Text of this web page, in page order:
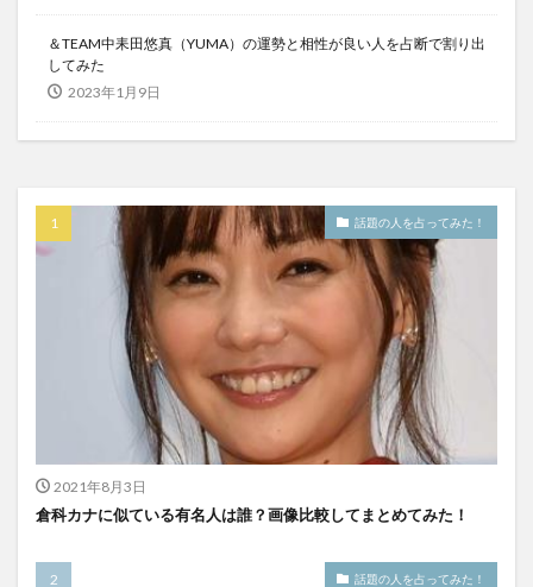
＆TEAM中耒田悠真（YUMA）の運勢と相性が良い人を占断で割り出
してみた
2023年1月9日
話題の人を占ってみた！
2021年8月3日
倉科カナに似ている有名人は誰？画像比較してまとめてみた！
話題の人を占ってみた！